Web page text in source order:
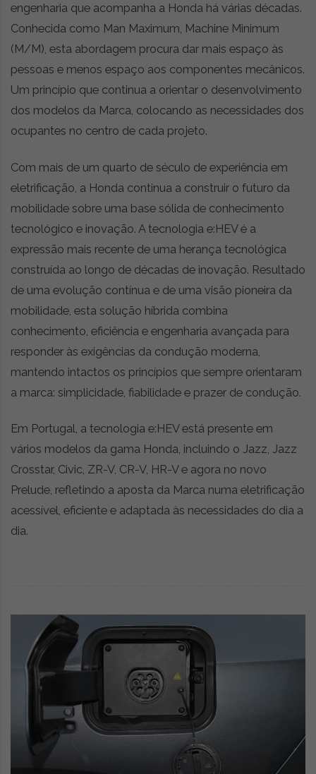
engenharia que acompanha a Honda há várias décadas.
Conhecida como Man Maximum, Machine Minimum
(M/M), esta abordagem procura dar mais espaço às
pessoas e menos espaço aos componentes mecânicos.
Um princípio que continua a orientar o desenvolvimento
dos modelos da Marca, colocando as necessidades dos
ocupantes no centro de cada projeto.
Com mais de um quarto de século de experiência em
eletrificação, a Honda continua a construir o futuro da
mobilidade sobre uma base sólida de conhecimento
tecnológico e inovação. A tecnologia e:HEV é a
expressão mais recente de uma herança tecnológica
construída ao longo de décadas de inovação. Resultado
de uma evolução contínua e de uma visão pioneira da
mobilidade, esta solução híbrida combina
conhecimento, eficiência e engenharia avançada para
responder às exigências da condução moderna,
mantendo intactos os princípios que sempre orientaram
a marca: simplicidade, fiabilidade e prazer de condução.
Em Portugal, a tecnologia e:HEV está presente em
vários modelos da gama Honda, incluindo o Jazz, Jazz
Crosstar, Civic, ZR-V, CR-V, HR-V e agora no novo
Prelude, refletindo a aposta da Marca numa eletrificação
acessível, eficiente e adaptada às necessidades do dia a
dia.